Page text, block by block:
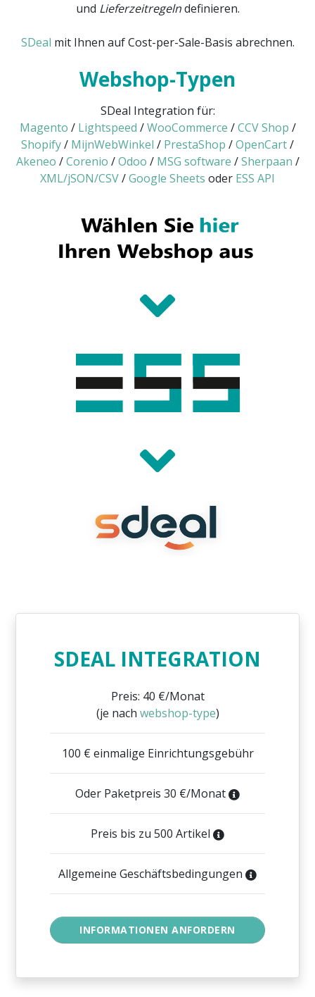
und Lieferzeitregelndefinieren.
SDeal mit Ihnen auf Cost-per-Sale-Basis abrechnen.
Webshop-Typen
SDeal Integration für:
Magento / Lightspeed /WooCommerce /CCV Shop /
Shopify/ MijnWebWinkel / PrestaShop /OpenCart/
Akeneo /Corenio /Odoo / MSG software /Sherpaan /
XML/jSON/CSV/Google Sheets oder ESS API
SDEAL INTEGRATION
Preis: 40 €/Monat
(je nach webshop-type)
100 € einmalige Einrichtungsgebühr
Oder Paketpreis 30 €/Monat
Preis bis zu 500 Artikel
Allgemeine Geschäftsbedingungen